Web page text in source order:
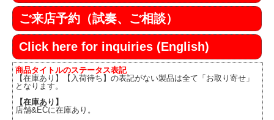
ご来店予約（試奏、ご相談）
Click here for inquiries (English)
商品タイトルのステータス表記
【在庫あり】【入荷待ち】の表記がない製品は全て「お取り寄せ」
となります。
【在庫あり】
店舗&ECに在庫あり。